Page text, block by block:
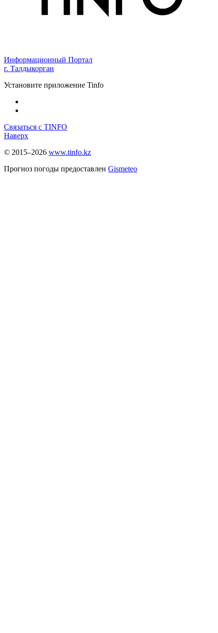
Информационный Портал
г. Талдыкорган
Установите приложение Tinfo
Связаться с TINFO
Наверх
© 2015–2026 www.tinfo.kz
Прогноз погоды предоставлен Gismeteo